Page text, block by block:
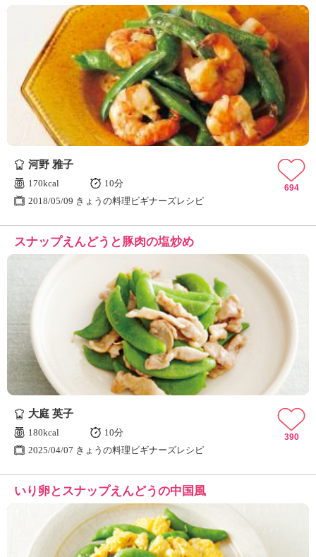
河野 雅子
170kcal
10分
2018/05/09 きょうの料理ビギナーズレシピ
694
スナップえんどうと豚肉の塩炒め
大庭 英子
180kcal
10分
2025/04/07 きょうの料理ビギナーズレシピ
390
いり卵とスナップえんどうの中国風